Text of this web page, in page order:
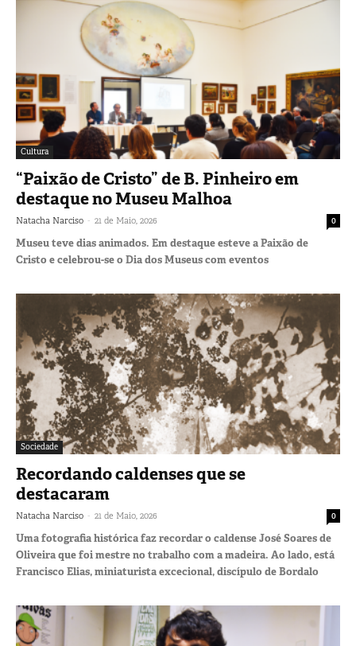
Cultura
“Paixão de Cristo” de B. Pinheiro em
destaque no Museu Malhoa
Natacha Narciso - 21 de Maio, 2026 0
Museu teve dias animados. Em destaque esteve a Paixão de
Cristo e celebrou-se o Dia dos Museus com eventos
Sociedade
Recordando caldenses que se
destacaram
Natacha Narciso - 21 de Maio, 2026 0
Uma fotografia histórica faz recordar o caldense José Soares de
Oliveira que foi mestre no trabalho com a madeira. Ao lado, está
Francisco Elias, miniaturista excecional, discípulo de Bordalo